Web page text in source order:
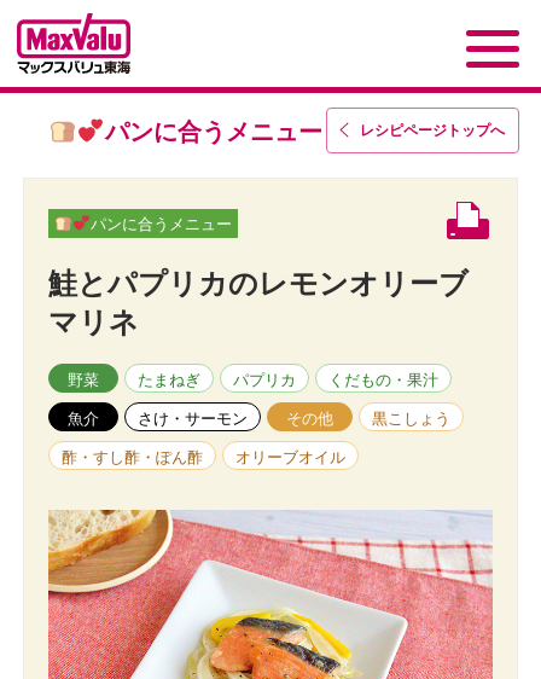
レシピページトップへ
パンに合うメニュー
パンに合うメニュー
鮭とパプリカのレモンオリーブ
マリネ
野菜 たまねぎ パプリカ くだもの・果汁
魚介 さけ・サーモン その他 黒こしょう
酢・すし酢・ぽん酢 オリーブオイル